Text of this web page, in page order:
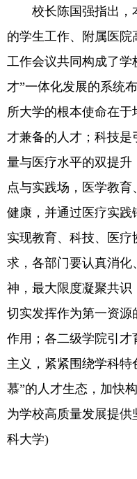
校长陈国强指出，
的学生工作、附属医
工作会议共同构成了学
才”一体化发展的系统
所大学的根本使命在
才兼备的人才；科技
量与医疗水平的双提
点与实践场，医学教
健康，并通过医疗实
实现教育、科技、医
求，各部门要认真消
神，最大限度凝聚共识
切实发挥作为第一资
作用；各二级学院引
主义，紧紧围绕学科
慕”的人才生态，加快
为学校高质量发展提
科大学)